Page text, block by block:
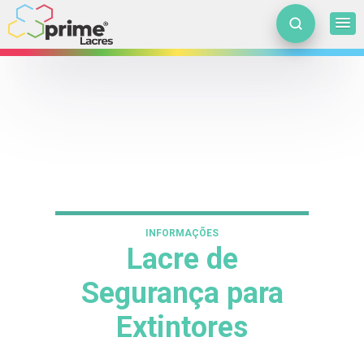
INFORMAÇÕES
Lacre de
Segurança para
Extintores